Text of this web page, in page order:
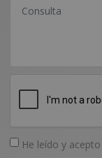
He leído y